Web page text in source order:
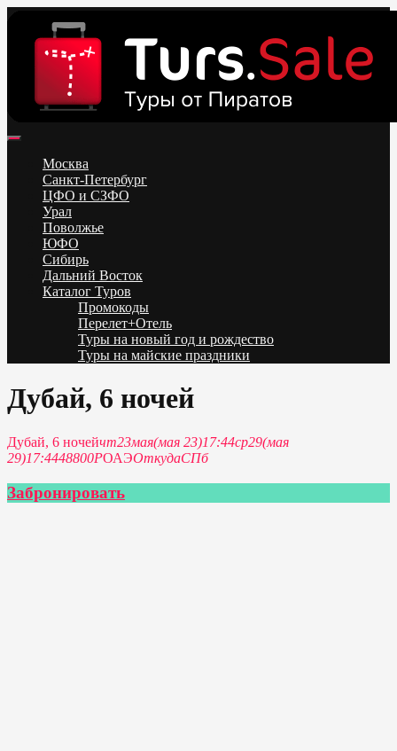
content
Низкие цены на путевки 3-7-10 ночей все включено, отдых на
море. Распродажа экскурсионных и горнолыжных туров.
Обновление каждый день. Официальный сайт Тур Сейл
Москва
Санкт-Петербург
ЦФО и СЗФО
Урал
Поволжье
ЮФО
Сибирь
Дальний Восток
Каталог Туров
Промокоды
Перелет+Отель
Туры на новый год и рождество
Туры на майские праздники
Telegram
Дубай, 6 ночей
Дубай, 6 ночейчт23мая(мая 23)17:44ср29(мая
29)17:4448800РОАЭОткудаСПб
Забронировать